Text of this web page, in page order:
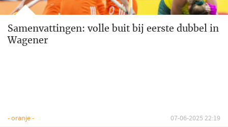
Samenvattingen: volle buit bij eerste dubbel in
Wagener
- oranje - 07-06-2025 22:19